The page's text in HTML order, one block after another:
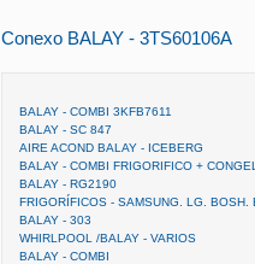
Conexo BALAY - 3TS60106A
BALAY - COMBI 3KFB7611
BALAY - SC 847
AIRE ACOND BALAY - ICEBERG
BALAY - COMBI FRIGORIFICO +
BALAY - RG2190
FRIGORÍFICOS - SAMSUNG. LG. BOSH.
BALAY - 303
WHIRLPOOL /BALAY - VARIOS
BALAY - COMBI